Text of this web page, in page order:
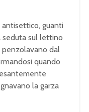
antisettico, guanti
seduta sul lettino
penzolavano dal
quando
la garza